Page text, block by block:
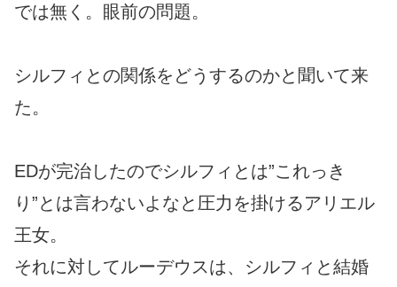
では無く。眼前の問題。
シルフィとの関係をどうするのかと聞いて来
た。
EDが完治したのでシルフィとは”これっき
り”とは言わないよなと圧力を掛けるアリエル
王女。
それに対してルーデウスは、シルフィと結婚